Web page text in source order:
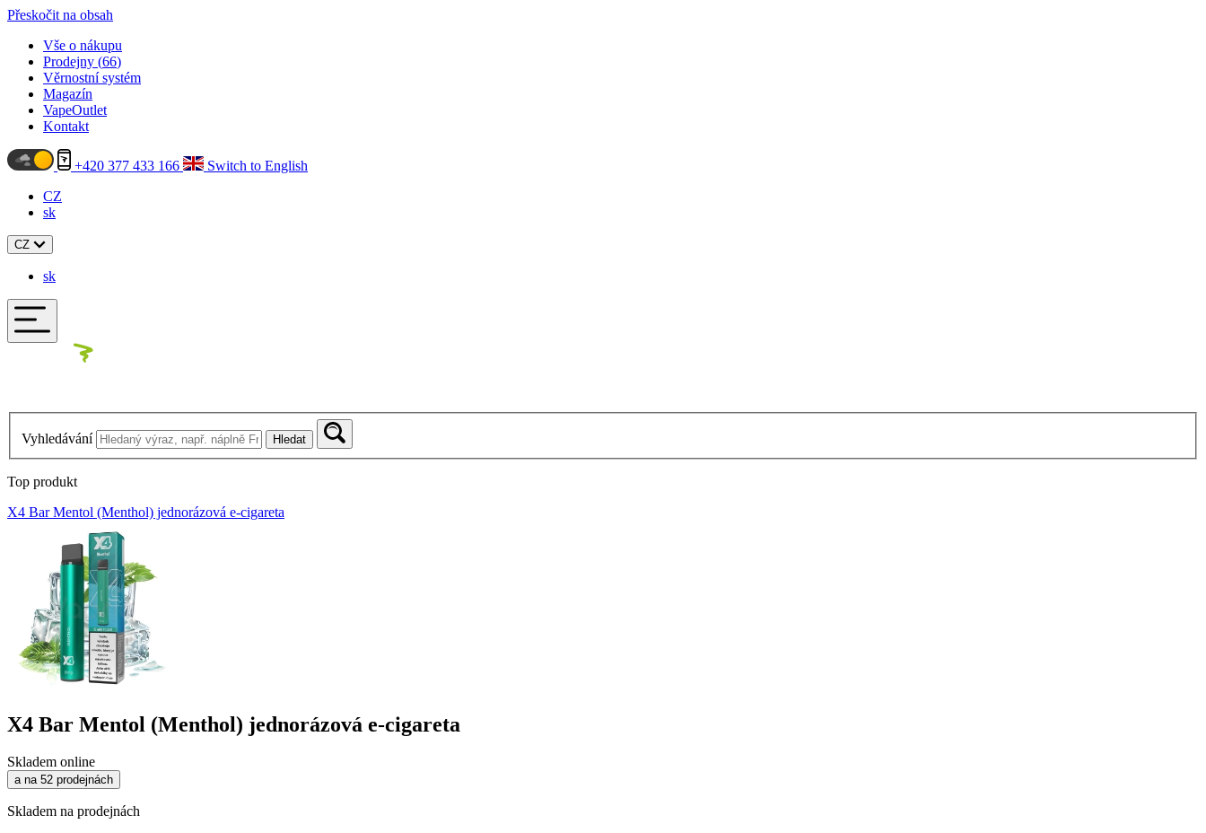
Přeskočit na obsah
Vše o nákupu
Prodejny (66)
Věrnostní systém
Magazín
VapeOutlet
Kontakt
+420 377 433 166
Switch to English
CZ
sk
CZ
sk
Vyhledávání Hledat
Top produkt
X4 Bar Mentol (Menthol) jednorázová e-cigareta
X4 Bar Mentol (Menthol) jednorázová e-cigareta
Skladem online
a na 52 prodejnách
Skladem na prodejnách